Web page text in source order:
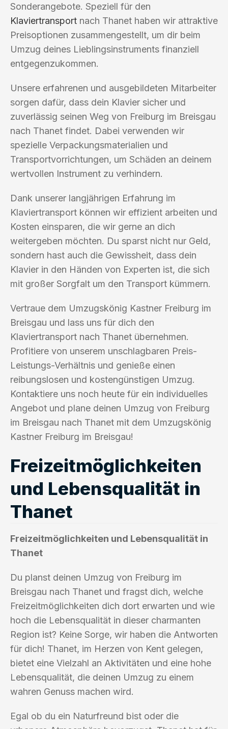
Sonderangebote. Speziell für den
Klaviertransport nach Thanet haben wir attraktive
Preisoptionen zusammengestellt, um dir beim
Umzug deines Lieblingsinstruments finanziell
entgegenzukommen.
Unsere erfahrenen und ausgebildeten Mitarbeiter
sorgen dafür, dass dein Klavier sicher und
zuverlässig seinen Weg von Freiburg im Breisgau
nach Thanet findet. Dabei verwenden wir
spezielle Verpackungsmaterialien und
Transportvorrichtungen, um Schäden an deinem
wertvollen Instrument zu verhindern.
Dank unserer langjährigen Erfahrung im
Klaviertransport können wir effizient arbeiten und
Kosten einsparen, die wir gerne an dich
weitergeben möchten. Du sparst nicht nur Geld,
sondern hast auch die Gewissheit, dass dein
Klavier in den Händen von Experten ist, die sich
mit großer Sorgfalt um den Transport kümmern.
Vertraue dem Umzugskönig Kastner Freiburg im
Breisgau und lass uns für dich den
Klaviertransport nach Thanet übernehmen.
Profitiere von unserem unschlagbaren Preis-
Leistungs-Verhältnis und genieße einen
reibungslosen und kostengünstigen Umzug.
Kontaktiere uns noch heute für ein individuelles
Angebot und plane deinen Umzug von Freiburg
im Breisgau nach Thanet mit dem Umzugskönig
Kastner Freiburg im Breisgau!
Freizeitmöglichkeiten
und Lebensqualität in
Thanet
Freizeitmöglichkeiten und Lebensqualität in
Thanet
Du planst deinen Umzug von Freiburg im
Breisgau nach Thanet und fragst dich, welche
Freizeitmöglichkeiten dich dort erwarten und wie
hoch die Lebensqualität in dieser charmanten
Region ist? Keine Sorge, wir haben die Antworten
für dich! Thanet, im Herzen von Kent gelegen,
bietet eine Vielzahl an Aktivitäten und eine hohe
Lebensqualität, die deinen Umzug zu einem
wahren Genuss machen wird.
Egal ob du ein Naturfreund bist oder die